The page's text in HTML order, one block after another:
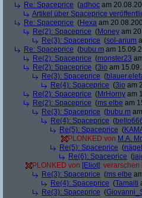
Re: Spaceprice (adhoc am
Artikel über Spaceprice
Re: Spaceprice (Hexa am
Re(2): Spaceprice (Money am
Re(3): Spaceprice (sol-arium
Re: Spaceprice (bubu.m am
Re(2): Spaceprice (monster23
Re(2): Spaceprice (3io am
Re(3): Spaceprice (
Re(4): Spaceprice (3io am
Re(2): Spaceprice (MrHorny am
Re(2): Spaceprice (ms elbe am
Re(3): Spaceprice (bubu.m
Re(4): Spaceprice (
Re(5): Spaceprice (
PLONKED von M.A.
Re(5): Spaceprice (
Re(6): Spaceprice (
PLONKED von [Eliot]:
Re(3): Spaceprice (ms elbe
Re(4): Spaceprice (Tamaiti
Re(3): Spaceprice (